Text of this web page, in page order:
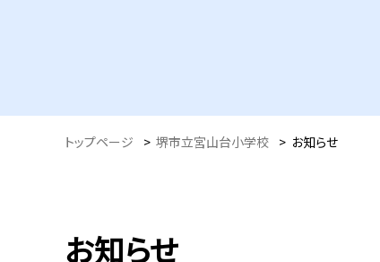
トップページ > 堺市立宮山台小学校 > お知らせ
お知らせ